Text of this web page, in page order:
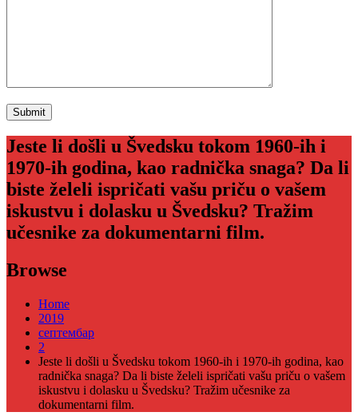
Jeste li došli u Švedsku tokom 1960-ih i
1970-ih godina, kao radnička snaga? Da li
biste želeli ispričati vašu priču o vašem
iskustvu i dolasku u Švedsku? Tražim
učesnike za dokumentarni film.
Browse
Home
2019
септембар
2
Jeste li došli u Švedsku tokom 1960-ih i 1970-ih godina, kao
radnička snaga? Da li biste želeli ispričati vašu priču o vašem
iskustvu i dolasku u Švedsku? Tražim učesnike za
dokumentarni film.